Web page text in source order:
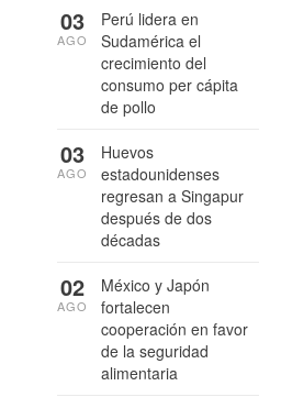
Perú lidera en
Sudamérica el
crecimiento del
consumo per cápita
de pollo
03
AGO
Huevos
estadounidenses
regresan a Singapur
después de dos
décadas
03
AGO
México y Japón
fortalecen
cooperación en favor
de la seguridad
alimentaria
02
AGO